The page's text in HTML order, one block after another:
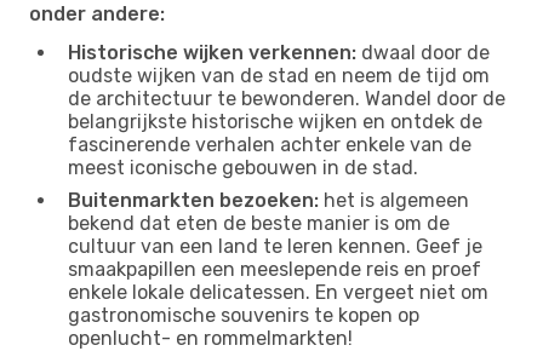
onder andere:
Historische wijken verkennen: dwaal door de
oudste wijken van de stad en neem de tijd om
de architectuur te bewonderen. Wandel door de
belangrijkste historische wijken en ontdek de
fascinerende verhalen achter enkele van de
meest iconische gebouwen in de stad.
Buitenmarkten bezoeken: het is algemeen
bekend dat eten de beste manier is om de
cultuur van een land te leren kennen. Geef je
smaakpapillen een meeslepende reis en proef
enkele lokale delicatessen. En vergeet niet om
gastronomische souvenirs te kopen op
openlucht- en rommelmarkten!